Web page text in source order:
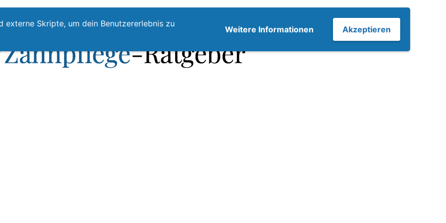
Skripte, um dein Benutzererlebnis zu
Weitere Informationen Akzeptieren